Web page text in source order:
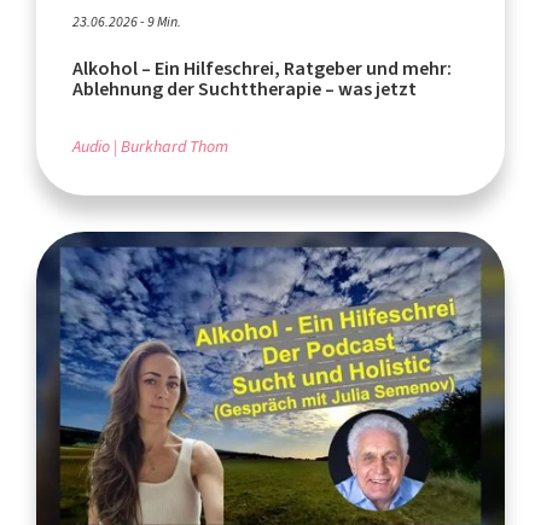
23.06.2026 - 9 Min.
Alkohol – Ein Hilfeschrei, Ratgeber und mehr:
Ablehnung der Suchttherapie – was jetzt
Audio Burkhard Thom